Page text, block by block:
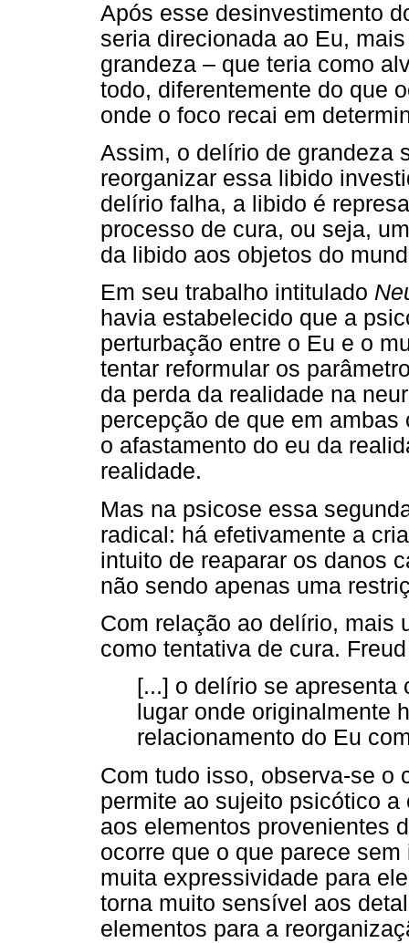
Após esse desinvestimento
seria direcionada ao Eu,
grandeza – que teria como
todo, diferentemente do que
onde o foco recai em
Assim, o delírio de grandeza
reorganizar essa libido
delírio falha, a libido é
processo de cura, ou seja,
da libido aos objetos do
Em seu trabalho intitulado
havia estabelecido que a
perturbação entre o Eu e o
tentar reformular os
da perda da realidade na
percepção de que em
o afastamento do eu da
realidade.
Mas na psicose essa
radical: há efetivamente a
intuito de reaparar os danos
não sendo apenas uma
Com relação ao delírio, mais
como tentativa de cura.
[...] o delírio se
lugar onde originalmente
relacionamento do Eu
Com tudo isso, observa-se o
permite ao sujeito psicótico
aos elementos provenientes
ocorre que o que parece
muita expressividade para
torna muito sensível aos
elementos para a